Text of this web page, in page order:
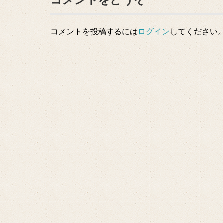
コメントを投稿するには ログインしてください